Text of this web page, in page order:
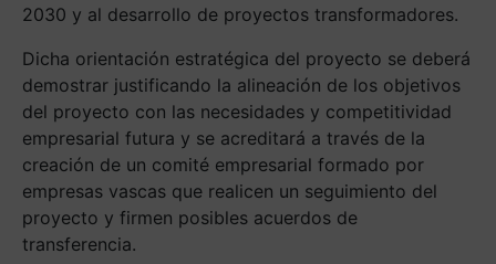
2030 y al desarrollo de proyectos transformadores.
Dicha orientación estratégica del proyecto se deberá
demostrar justificando la alineación de los objetivos
del proyecto con las necesidades y competitividad
empresarial futura y se acreditará a través de la
creación de un comité empresarial formado por
empresas vascas que realicen un seguimiento del
proyecto y firmen posibles acuerdos de
transferencia.